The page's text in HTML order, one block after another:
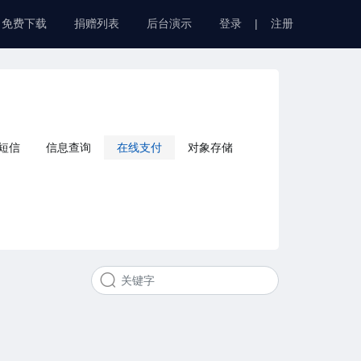
免费下载 捐赠列表 后台演示 登录 | 注册
信 信息查询 在线支付 对象存储